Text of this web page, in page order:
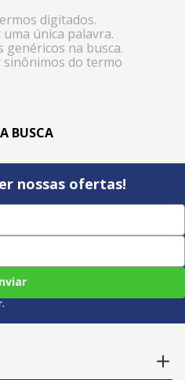
digitados.
única palavra.
genéricos na busca.
do termo
nossas ofertas!